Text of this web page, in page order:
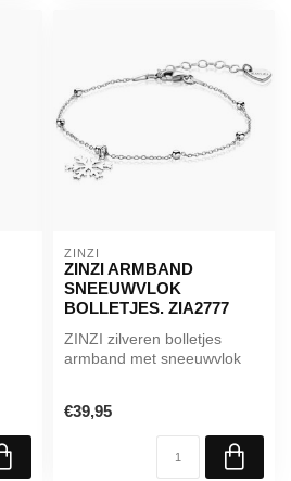
ZINZI
ZINZI ARMBAND
SNEEUWVLOK
BOLLETJES. ZIA2777
ZINZI zilveren bolletjes
armband met sneeuwvlok
€39,95